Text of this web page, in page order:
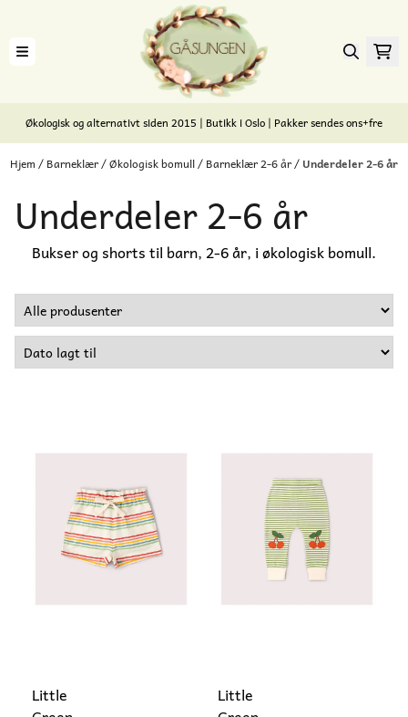
Økologisk og alternativt siden 2015 | Butikk i Oslo | Pakker sendes ons+fre
Hjem / Barneklær/Økologisk bomull/ Barneklær 2-6 år/ Underdeler 2-6 år
Underdeler 2-6 år
Bukser og shorts til barn, 2-6 år, i økologisk bomull.
Little
Little